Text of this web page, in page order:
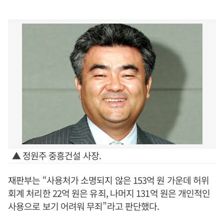
▲ 정원주 중흥건설 사장.
재판부는 “사용처가 소명되지 않은 153억 원 가운데 허위
회계 처리한 22억 원은 유죄, 나머지 131억 원은 개인적인
사용으로 보기 어려워 무죄”라고 판단했다.